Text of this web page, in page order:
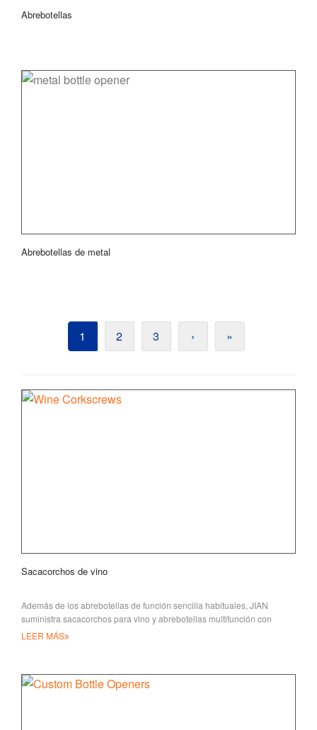
Abrebotellas
Abrebotellas de metal
1 2 3 › »
Sacacorchos de vino
Además de los abrebotellas de función sencilla habituales, JIAN
suministra sacacorchos para vino y abrebotellas multifunción con
corcho.
LEER MÁS